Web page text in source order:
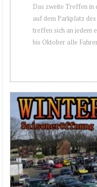
Das zweite Treffen in
auf dem Parkplatz
treffen sich an jedem
bis Oktober alle